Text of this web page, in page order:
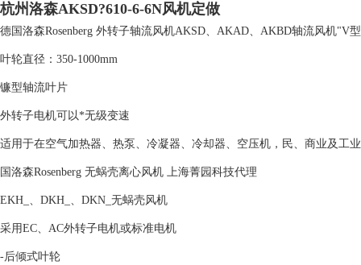
杭州洛森AKSD?610-6-6N风机定做
德国洛森Rosenberg 外转子轴流风机AKSD、AKAD、AKBD轴流风机"V
叶轮直径：350-1000mm
镰型轴流叶片
外转子电机可以*无级变速
适用于在空气加热器、热泵、冷凝器、冷却器、空压机，民、商业及工
国洛森Rosenberg 无蜗壳离心风机 上海菁园科技代理
EKH_、DKH_、DKN_无蜗壳风机
采用EC、AC外转子电机或标准电机
-后倾式叶轮